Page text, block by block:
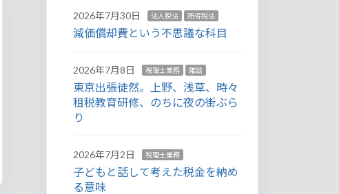
2026年7月30日 法人税法 所得税法
減価償却費という不思議な科目
2026年7月8日 税理士業務 雑談
東京出張徒然。上野、浅草、時々
租税教育研修、のちに夜の街ぶら
り
2026年7月2日 税理士業務
子どもと話して考えた税金を納め
る意味